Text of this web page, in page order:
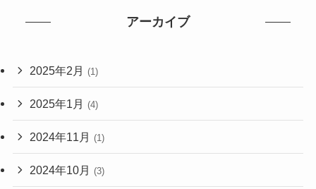
アーカイブ
2025年2月 (1)
2025年1月 (4)
2024年11月 (1)
2024年10月 (3)